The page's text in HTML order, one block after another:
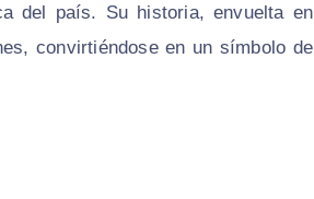
del país. Su historia, envuelta en
convirtiéndose en un símbolo de